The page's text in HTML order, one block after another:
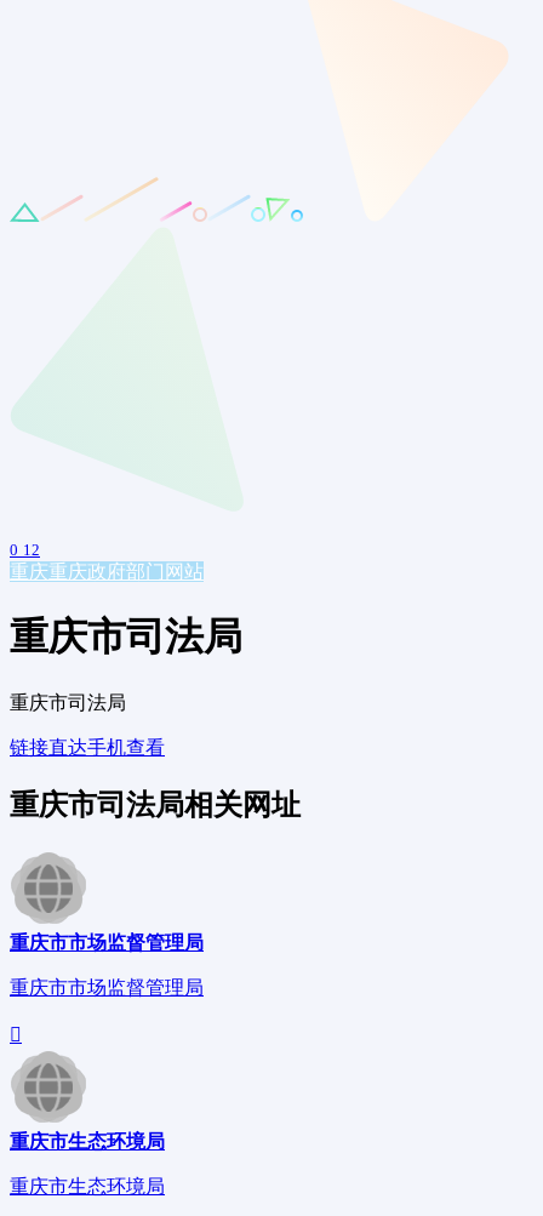
0 12
重庆重庆政府部门网站
重庆市司法局
重庆市司法局
链接直达手机查看
重庆市司法局相关网址
重庆市市场监督管理局
重庆市市场监督管理局
重庆市生态环境局
重庆市生态环境局